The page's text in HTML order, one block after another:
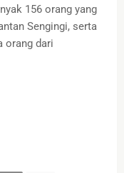
156 orang yang
Sengingi, serta
orang dari